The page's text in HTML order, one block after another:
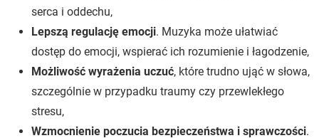
serca i oddechu,
Lepszą regulację emocji. Muzyka może ułatwiać
dostęp do emocji, wspierać ich rozumienie i łagodzenie,
Możliwość wyrażenia uczuć, które trudno ująć w słowa,
szczególnie w przypadku traumy czy przewlekłego
stresu,
Wzmocnienie poczucia bezpieczeństwa i sprawczości.